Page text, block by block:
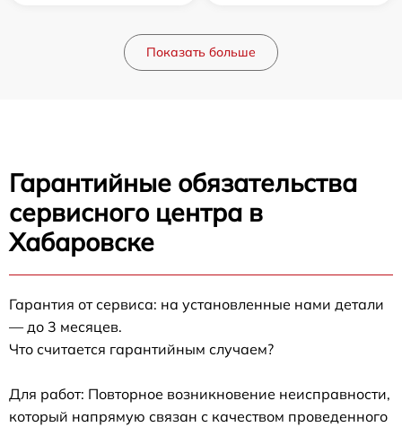
Показать больше
Гарантийные обязательства
сервисного центра в
Хабаровске
Гарантия от сервиса: на установленные нами детали
— до 3 месяцев.
Что считается гарантийным случаем?
Для работ: Повторное возникновение неисправности,
который напрямую связан с качеством проведенного